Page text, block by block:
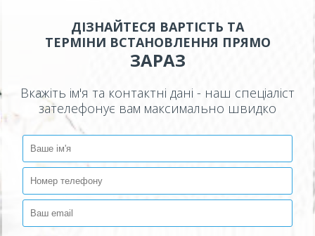
ДІЗНАЙТЕСЯ ВАРТІСТЬ ТА
ТЕРМІНИ ВСТАНОВЛЕННЯ ПРЯМО
ЗАРАЗ
Вкажіть ім'я та контактні дані - наш спеціаліст
зателефонує вам максимально швидко